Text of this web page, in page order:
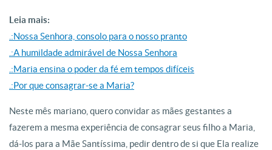
Leia mais:
.:Nossa Senhora, consolo para o nosso pranto
.:A humildade admirável de Nossa Senhora
.:Maria ensina o poder da fé em tempos difíceis
.:Por que consagrar-se a Maria?
Neste mês mariano, quero convidar as mães gestantes a
fazerem a mesma experiência de consagrar seus filho a Maria,
dá-los para a Mãe Santíssima, pedir dentro de si que Ela realize